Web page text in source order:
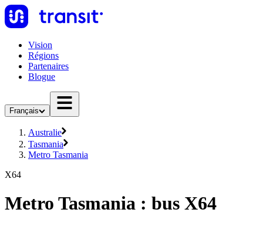
Vision
Régions
Partenaires
Blogue
Français
Australie
Tasmania
Metro Tasmania
X64
Metro Tasmania : bus X64